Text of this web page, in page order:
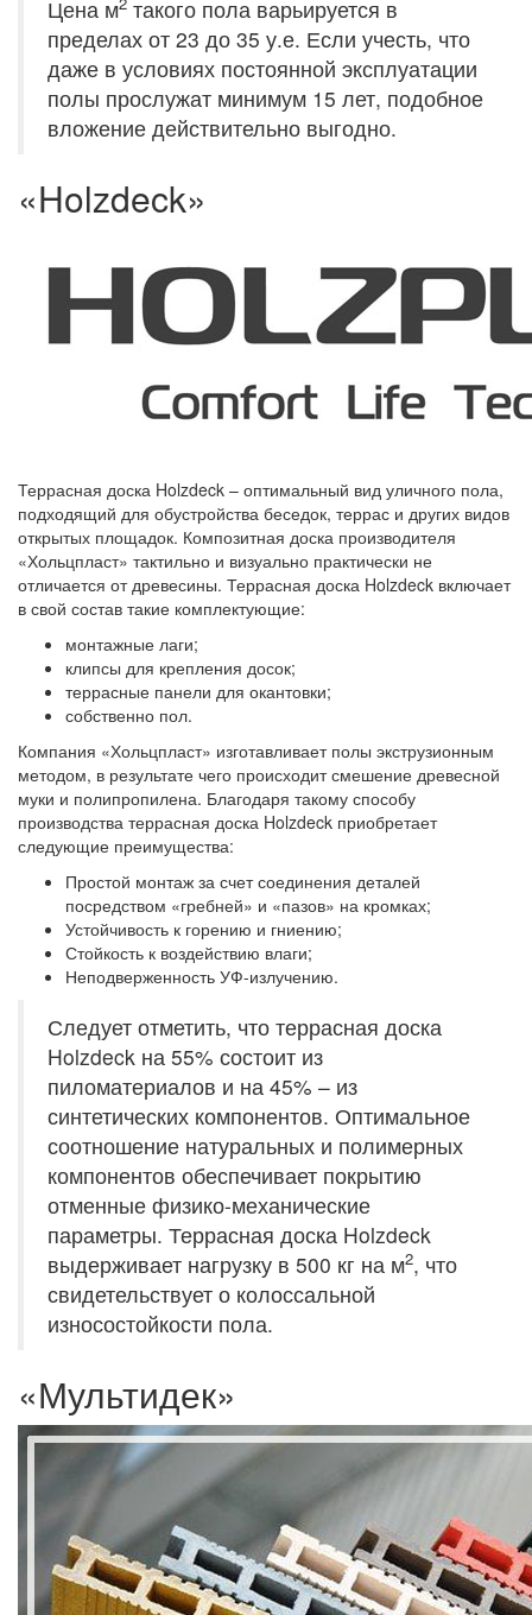
Цена м такого пола варьируется в
пределах от 23 до 35 у.е. Если учесть, что
даже в условиях постоянной эксплуатации
полы прослужат минимум 15 лет, подобное
вложение действительно выгодно.
«Holzdeck»
Террасная доска Holzdeck – оптимальный вид уличного пола,
подходящий для обустройства беседок, террас и других видов
открытых площадок. Композитная доска производителя
«Хольцпласт» тактильно и визуально практически не
отличается от древесины. Террасная доска Holzdeck включает
в свой состав такие комплектующие:
монтажные лаги;
клипсы для крепления досок;
террасные панели для окантовки;
собственно пол.
Компания «Хольцпласт» изготавливает полы экструзионным
методом, в результате чего происходит смешение древесной
муки и полипропилена. Благодаря такому способу
производства террасная доска Holzdeck приобретает
следующие преимущества:
Простой монтаж за счет соединения деталей
посредством «гребней» и «пазов» на кромках;
Устойчивость к горению и гниению;
Стойкость к воздействию влаги;
Неподверженность УФ-излучению.
Следует отметить, что террасная доска
Holzdeck на 55% состоит из
пиломатериалов и на 45% – из
синтетических компонентов. Оптимальное
соотношение натуральных и полимерных
компонентов обеспечивает покрытию
отменные физико-механические
параметры. Террасная доска Holzdeck
выдерживает нагрузку в 500 кг на м2, что
свидетельствует о колоссальной
износостойкости пола.
«Мультидек»